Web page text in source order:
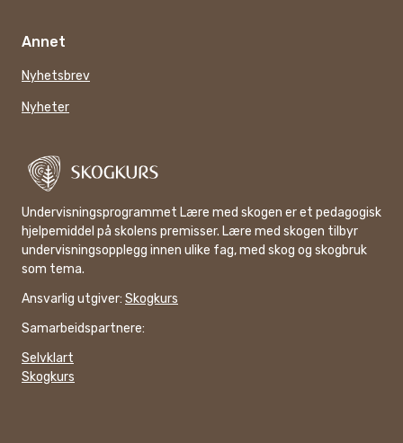
Annet
Nyhetsbrev
Nyheter
Undervisningsprogrammet Lære med skogen er et pedagogisk
hjelpemiddel på skolens premisser. Lære med skogen tilbyr
undervisningsopplegg innen ulike fag, med skog og skogbruk
som tema.
Ansvarlig utgiver: Skogkurs
Samarbeidspartnere:
Selvklart
Skogkurs